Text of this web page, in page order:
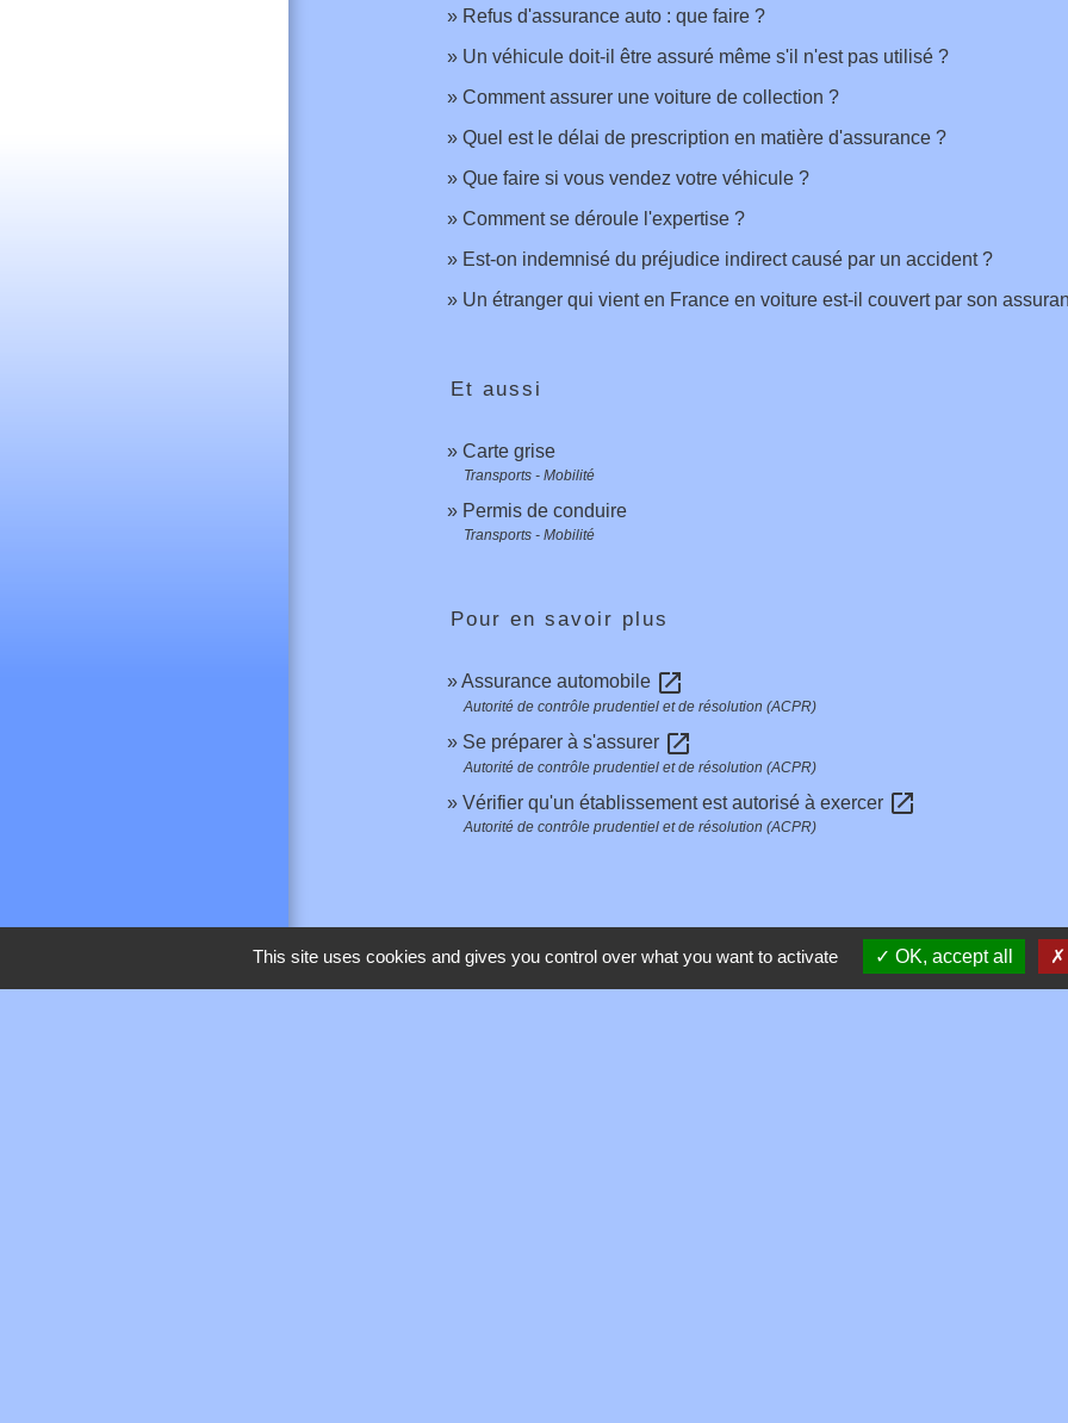
Refus d'assurance auto : que faire ?
Un véhicule doit-il être assuré même s'il n'est pas utilisé ?
Comment assurer une voiture de collection ?
Quel est le délai de prescription en matière d'assurance ?
Que faire si vous vendez votre véhicule ?
Comment se déroule l'expertise ?
Est-on indemnisé du préjudice indirect causé par un accident ?
Un étranger qui vient en France en voiture est-il couvert par son
Et aussi
Carte grise
Transports - Mobilité
Permis de conduire
Transports - Mobilité
Pour en savoir plus
Assurance automobile open_in_new
Autorité de contrôle prudentiel et de résolution (ACPR)
Se préparer à s'assurer open_in_new
Autorité de contrôle prudentiel et de résolution (ACPR)
Vérifier qu'un établissement est autorisé à exercer open_in_new
Autorité de contrôle prudentiel et de résolution (ACPR)
This site uses cookies and gives you control over what you want to activate OK, accept all